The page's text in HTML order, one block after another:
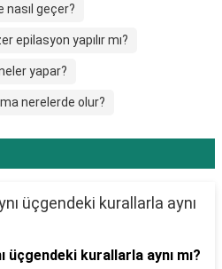
nasıl geçer?
epilasyon yapılır mı?
yapar?
nerelerde olur?
üçgendeki kurallarla aynı mı?